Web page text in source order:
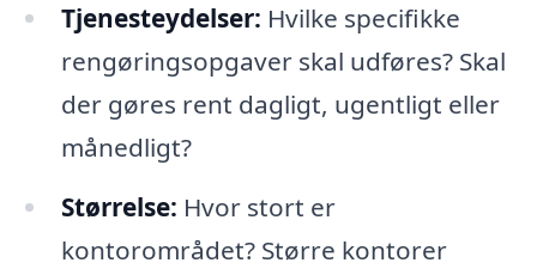
Tjenesteydelser: Hvilke specifikke
rengøringsopgaver skal udføres? Skal
der gøres rent dagligt, ugentligt eller
månedligt?
Størrelse: Hvor stort er
kontorområdet? Større kontorer